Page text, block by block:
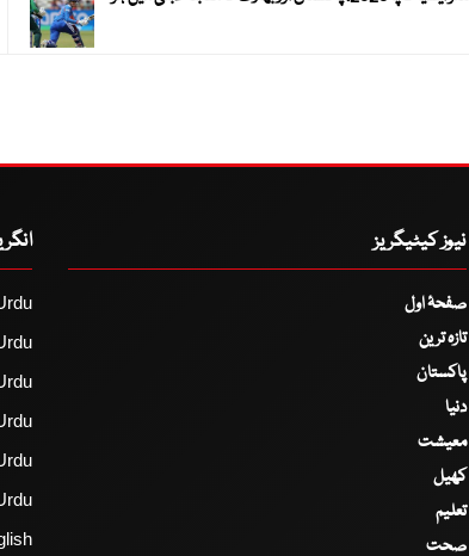
نیوز کیٹیگریز
صفحۂ اول
تازہ ترین
پاکستان
دنیا
معیشت
کھیل
تعلیم
صحت